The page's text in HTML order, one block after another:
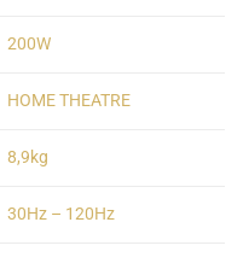
200W
HOME THEATRE
8,9kg
30Hz – 120Hz